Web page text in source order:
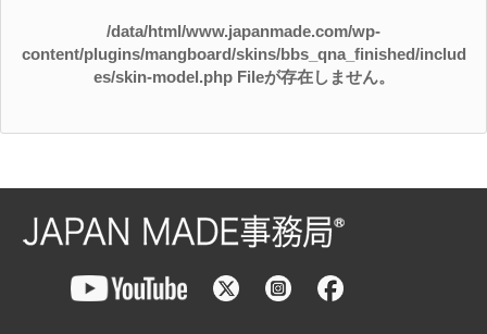
/data/html/www.japanmade.com/wp-
content/plugins/mangboard/skins/bbs_qna_finished/includ
es/skin-model.php Fileが存在しません。